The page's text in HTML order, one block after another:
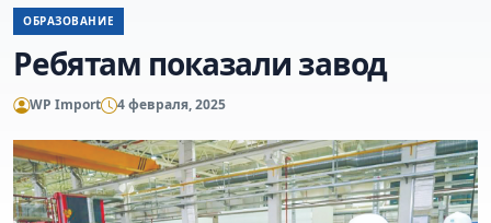
ОБРАЗОВАНИЕ
Ребятам показали завод
WP Import 4 февраля, 2025